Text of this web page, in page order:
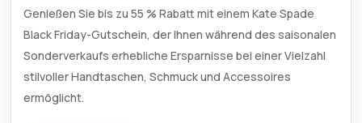
Genießen Sie bis zu 55 % Rabatt mit einem Kate Spade
Black Friday-Gutschein, der Ihnen während des saisonalen
Sonderverkaufs erhebliche Ersparnisse bei einer Vielzahl
stilvoller Handtaschen, Schmuck und Accessoires
ermöglicht.